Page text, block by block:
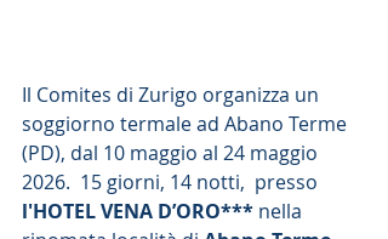
Il Comites di Zurigo organizza un
soggiorno termale ad Abano Terme
(PD), dal 10 maggio al 24 maggio
2026.  15 giorni, 14 notti,  presso
l'HOTEL VENA D’ORO*** nella